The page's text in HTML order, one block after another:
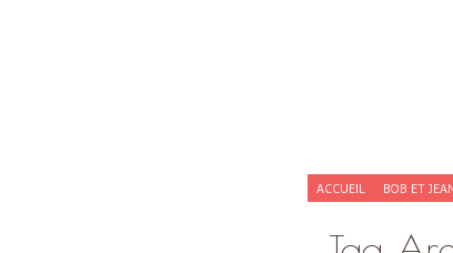
SKIP
TO
ACCUEIL BOB ET